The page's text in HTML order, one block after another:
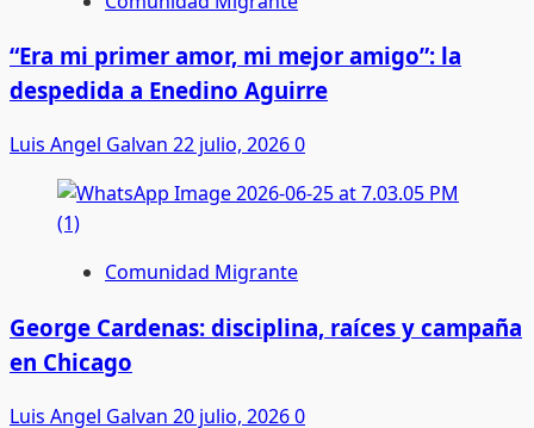
“Era mi primer amor, mi mejor amigo”: la
despedida a Enedino Aguirre
Luis Angel Galvan 22 julio, 20260
Comunidad Migrante
George Cardenas: disciplina, raíces y campaña
en Chicago
Luis Angel Galvan 20 julio, 20260